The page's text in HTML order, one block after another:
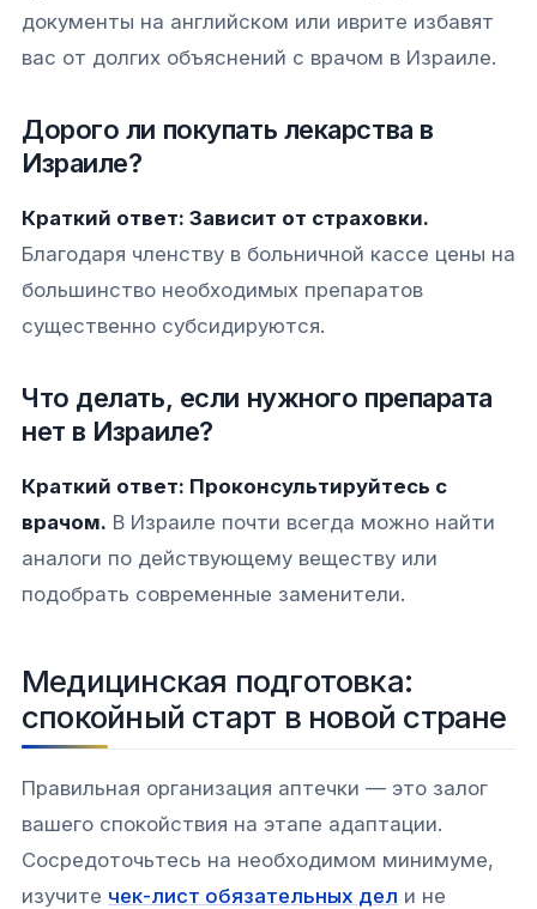
документы на английском или иврите избавят
вас от долгих объяснений с врачом в Израиле.
Дорого ли покупать лекарства в
Израиле?
Краткий ответ: Зависит от страховки.
Благодаря членству в больничной кассе цены на
большинство необходимых препаратов
существенно субсидируются.
Что делать, если нужного препарата
нет в Израиле?
Краткий ответ: Проконсультируйтесь с
врачом. В Израиле почти всегда можно найти
аналоги по действующему веществу или
подобрать современные заменители.
Медицинская подготовка:
спокойный старт в новой стране
Правильная организация аптечки — это залог
вашего спокойствия на этапе адаптации.
Сосредоточьтесь на необходимом минимуме,
изучите чек-лист обязательных дел и не